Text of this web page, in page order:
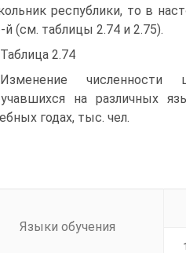
республики, то в
й (см. таблицы 2.74 и 2.75).
Таблица 2.74
Изменение численности
на различных
годах, тыс. чел.
Языки обучения